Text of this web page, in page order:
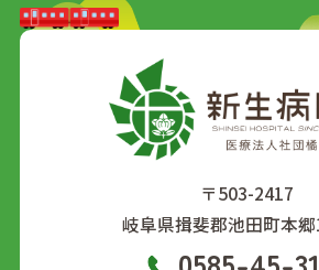
〒503-2417
岐阜県揖斐郡池田町本